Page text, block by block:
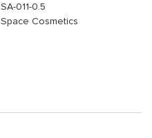
SA-011-0.5
Space Cosmetics